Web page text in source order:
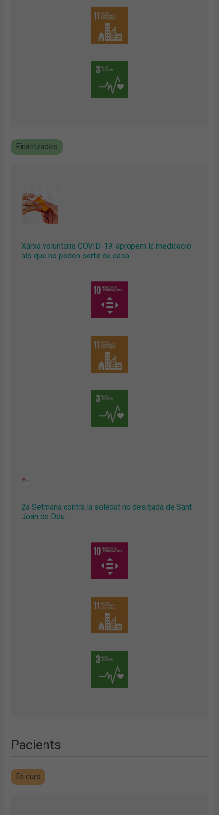
Finalitzades
Xarxa voluntaris COVID-19: apropem la medicació
als que no poden sortir de casa
2a Setmana contra la soledat no desitjada de Sant
Joan de Déu
Pacients
En curs